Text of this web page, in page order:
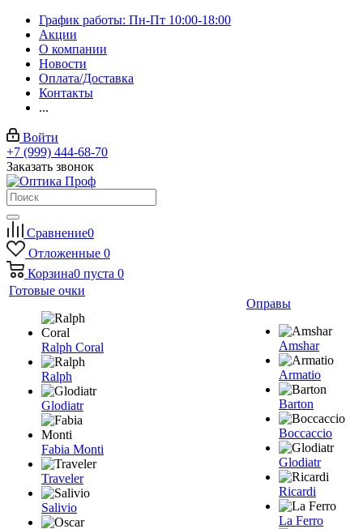
График работы: Пн-Пт 10:00-18:00
Акции
О компании
Новости
Оплата/Доставка
Контакты
...
Войти
+7 (999) 444-68-70
Заказать звонок
Сравнение0
Отложенные 0
Корзина0 пуста 0
Готовые очки
Ralph Coral
Ralph
Glodiatr
Fabia Monti
Traveler
Salivio
Оправы
Amshar
Armatio
Barton
Boccaccio
Glodiatr
Ricardi
La Ferro